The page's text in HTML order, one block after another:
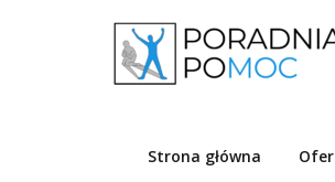
Strona główna